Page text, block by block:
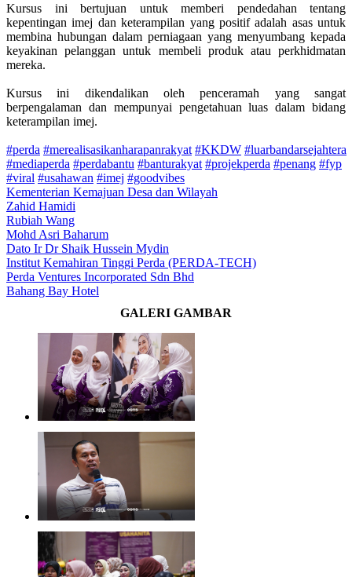
Kursus ini bertujuan untuk memberi pendedahan tentang
kepentingan imej dan keterampilan yang positif adalah asas untuk
membina hubungan dalam perniagaan yang menyumbang kepada
keyakinan pelanggan untuk membeli produk atau perkhidmatan
mereka.
Kursus ini dikendalikan oleh penceramah yang sangat
berpengalaman dan mempunyai pengetahuan luas dalam bidang
keterampilan imej.
#perda #merealisasikanharapanrakyat #KKDW #luarbandarsejahtera
#mediaperda #perdabantu #banturakyat #projekperda #penang #fyp
#viral #usahawan #imej #goodvibes
Kementerian Kemajuan Desa dan Wilayah
Zahid Hamidi
Rubiah Wang
Mohd Asri Baharum
Dato Ir Dr Shaik Hussein Mydin
Institut Kemahiran Tinggi Perda (PERDA-TECH)
Perda Ventures Incorporated Sdn Bhd
Bahang Bay Hotel
GALERI GAMBAR